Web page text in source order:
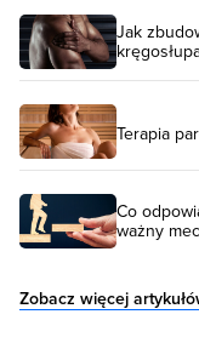
Jak
Terapia
Co
ważny
Zobacz więcej